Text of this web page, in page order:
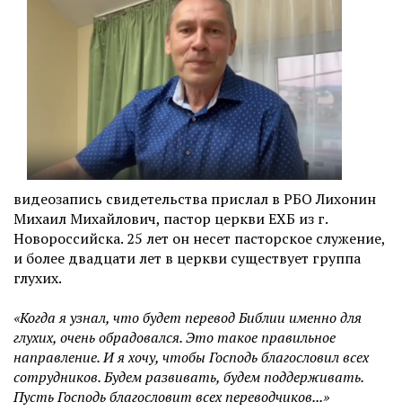
видеозапись свидетельства прислал в РБО Лихонин
Михаил Михайлович, пастор церкви ЕХБ из г.
Новороссийска. 25 лет он несет пасторское служение,
и более двадцати лет в церкви существует группа
глухих.
«Когда я узнал, что будет перевод Библии именно для
глухих, очень обрадовался. Это такое правильное
направление. И я хочу, чтобы Господь благословил всех
сотрудников. Будем развивать, будем поддерживать.
Пусть Господь благословит всех переводчиков...»